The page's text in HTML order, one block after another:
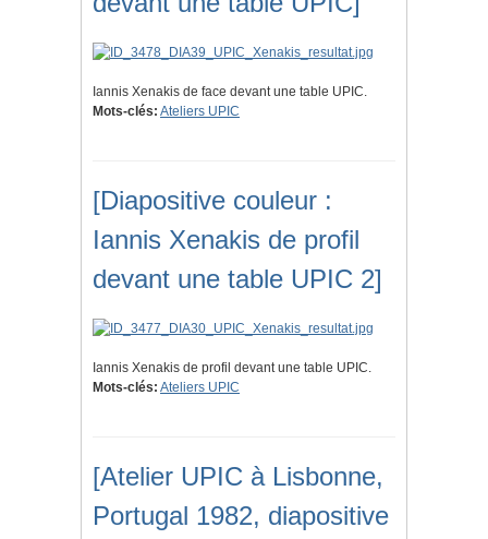
Iannis Xenakis de face devant une table UPIC.
Mots-clés: Ateliers UPIC
[Diapositive couleur :
Iannis Xenakis de profil
devant une table UPIC 2]
Iannis Xenakis de profil devant une table UPIC.
Mots-clés: Ateliers UPIC
[Atelier UPIC à Lisbonne,
Portugal 1982, diapositive